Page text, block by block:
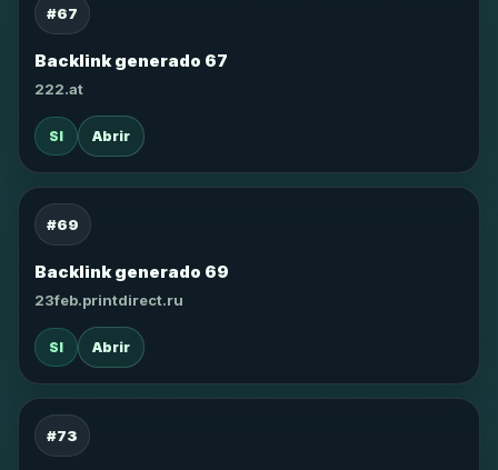
#67
Backlink generado 67
222.at
SI Abrir
#69
Backlink generado 69
23feb.printdirect.ru
SI Abrir
#73